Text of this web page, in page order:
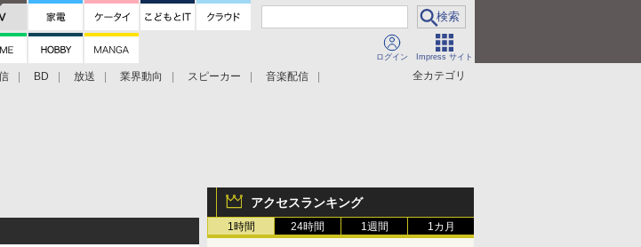
ログイン Impress サイト
全カテゴリ
BD 放送 業界動向 スピーカー
音楽配信
アクセスランキング
1時間 24時間 1週間 1カ月